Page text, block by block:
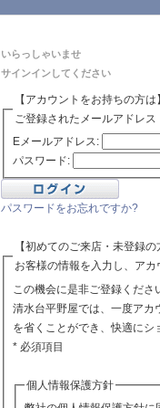
いらっしゃいませ
サインインしてください
【アカウントをお持ちの方は
ご登録されたメールアドレ
Eメールアドレス:
パスワード:
パスワードをお忘れですか?
【初めてのご来店・未登録の
お客様の情報を入力し、ア
この機会に是非ご登録くださ
清水台平野屋では、一度アカ
を省くことができ、快適に
* 必須項目
個人情報保護方針